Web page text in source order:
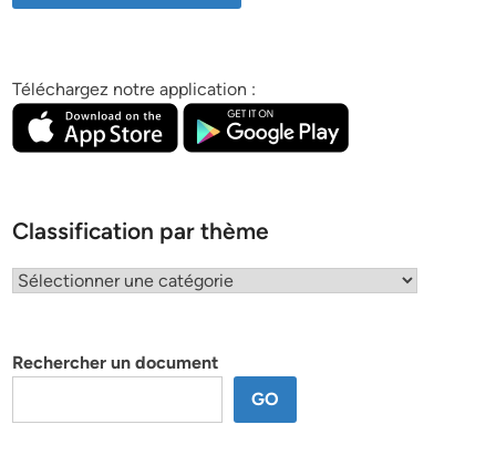
Téléchargez notre application :
Classification par thème
Classification
Rechercher un document
GO